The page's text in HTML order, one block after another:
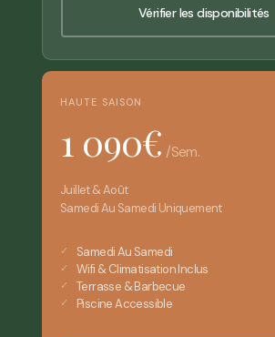
Vérifier les disponibilités
HAUTE SAISON
1 090€ /sem.
Juillet & Août
Samedi Au Samedi Uniquement
Samedi Au Samedi
Wifi & Climatisation Inclus
Terrasse & Barbecue
Piscine Accessible